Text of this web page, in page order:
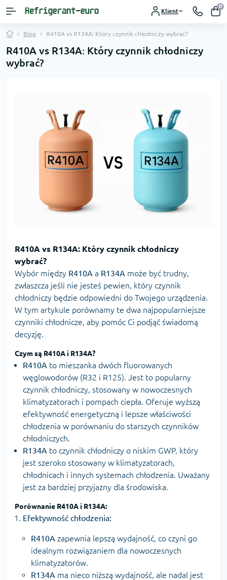
Klient
0
Blog R410A vs R134A: Który czynnik chłodniczy wybrać?
R410A vs R134A: Który czynnik chłodniczy
wybrać?
R410A vs R134A: Który czynnik chłodniczy
wybrać?
Wybór między R410A a R134A może być trudny,
zwłaszcza jeśli nie jesteś pewien, który czynnik
chłodniczy będzie odpowiedni do Twojego urządzenia.
W tym artykule porównamy te dwa najpopularniejsze
czynniki chłodnicze, aby pomóc Ci podjąć świadomą
decyzję.
Czym są R410A i R134A?
R410A to mieszanka dwóch fluorowanych
węglowodorów (R32 i R125). Jest to popularny
czynnik chłodniczy, stosowany w nowoczesnych
klimatyzatorach i pompach ciepła. Oferuje wyższą
efektywność energetyczną i lepsze właściwości
chłodzenia w porównaniu do starszych czynników
chłodniczych.
R134A to czynnik chłodniczy o niskim GWP, który
jest szeroko stosowany w klimatyzatorach,
chłodnicach i innych systemach chłodzenia. Uważany
jest za bardziej przyjazny dla środowiska.
Porównanie R410A i R134A:
Efektywność chłodzenia:
R410A zapewnia lepszą wydajność, co czyni go
idealnym rozwiązaniem dla nowoczesnych
klimatyzatorów.
R134A ma nieco niższą wydajność, ale nadal jest